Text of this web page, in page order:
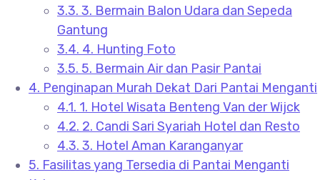
3.3. 3. Bermain Balon Udara dan Sepeda
Gantung
3.4. 4. Hunting Foto
3.5. 5. Bermain Air dan Pasir Pantai
4. Penginapan Murah Dekat Dari Pantai Menganti
4.1. 1. Hotel Wisata Benteng Van der Wijck
4.2. 2. Candi Sari Syariah Hotel dan Resto
4.3. 3. Hotel Aman Karanganyar
5. Fasilitas yang Tersedia di Pantai Menganti